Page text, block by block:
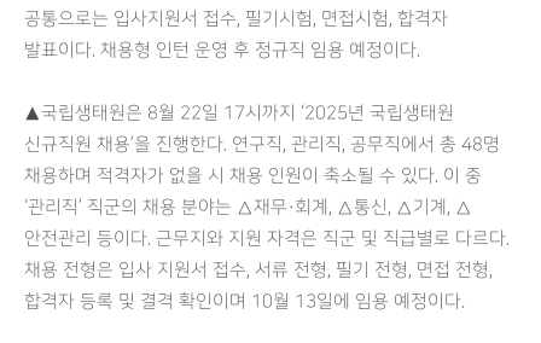
공통으로는 입사지원서 접수, 필기시험, 면접시험, 합격자
발표이다. 채용형 인턴 운영 후 정규직 임용 예정이다.
▲국립생태원은 8월 22일 17시까지 ‘2025년 국립생태원
신규직원 채용’을 진행한다. 연구직, 관리직, 공무직에서 총 48명
채용하며 적격자가 없을 시 채용 인원이 축소될 수 있다. 이 중
‘관리직’ 직군의 채용 분야는 △재무·회계, △통신, △기계, △
안전관리 등이다. 근무지와 지원 자격은 직군 및 직급별로 다르다.
채용 전형은 입사 지원서 접수, 서류 전형, 필기 전형, 면접 전형,
합격자 등록 및 결격 확인이며 10월 13일에 임용 예정이다.